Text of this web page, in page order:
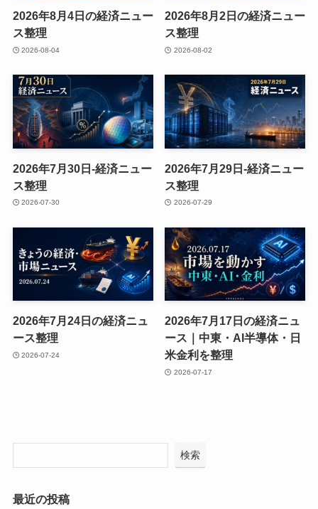
2026年8月4日の経済ニュー
ス整理
2026-08-04
2026年8月2日の経済ニュー
ス整理
2026-08-02
2026年7月30日-経済ニュー
ス整理
2026-07-30
2026年7月29日-経済ニュー
ス整理
2026-07-29
2026年7月24日の経済ニュ
ース整理
2026-07-24
2026年7月17日の経済ニュ
ース｜中東・AI半導体・日
米金利を整理
2026-07-17
検索
最近の投稿